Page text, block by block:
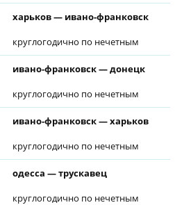
харьков — ивано-франковск
круглогодично по нечетным
ивано-франковск — донецк
круглогодично по нечетным
ивано-франковск — харьков
круглогодично по нечетным
одесса — трускавец
круглогодично по нечетным